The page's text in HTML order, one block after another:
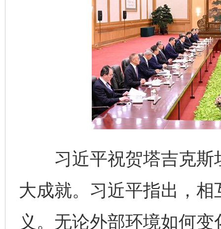
习近平祝贺塔吉克斯
大成就。习近平指出，
义。无论外部环境如何